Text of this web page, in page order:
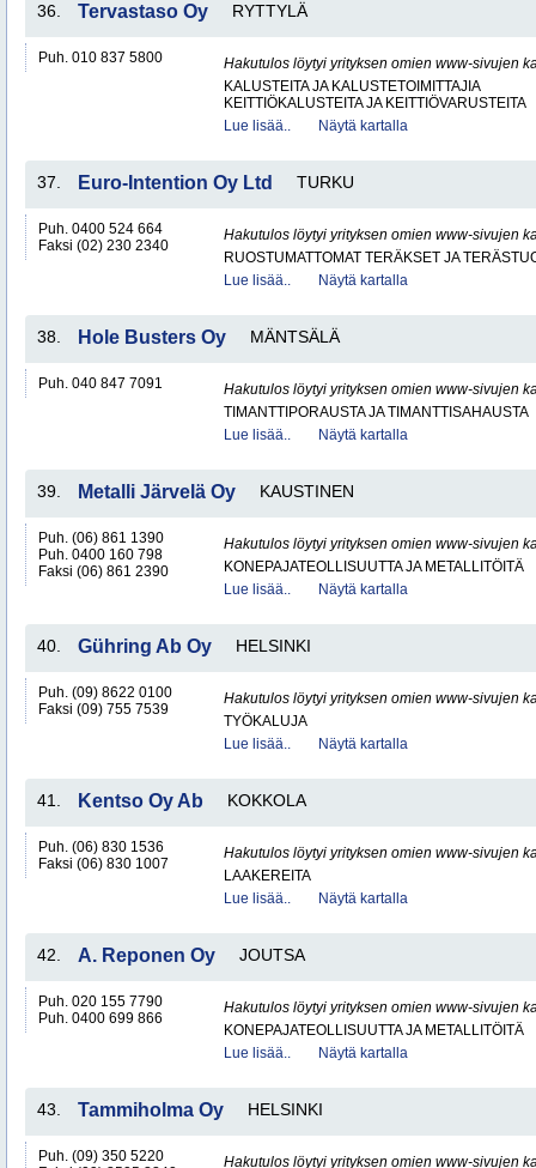
36. Tervastaso Oy RYTTYLÄ
Puh. 010 837 5800
Hakutulos löytyi yrityksen omien www-sivujen
KALUSTEITA JA KALUSTETOIMITTAJIA
KEITTIÖKALUSTEITA JA KEITTIÖVARUSTEITA
Lue lisää..
Näytä kartalla
37. Euro-Intention Oy Ltd TURKU
Puh. 0400 524 664
Faksi (02) 230 2340
Hakutulos löytyi yrityksen omien www-sivujen
RUOSTUMATTOMAT TERÄKSET JA
Lue lisää..
Näytä kartalla
38. Hole Busters Oy MÄNTSÄLÄ
Puh. 040 847 7091
Hakutulos löytyi yrityksen omien www-sivujen
TIMANTTIPORAUSTA JA TIMANTTISAHAUSTA
Lue lisää..
Näytä kartalla
39. Metalli Järvelä Oy KAUSTINEN
Puh. (06) 861 1390
Puh. 0400 160 798
Faksi (06) 861 2390
Hakutulos löytyi yrityksen omien www-sivujen
KONEPAJATEOLLISUUTTA JA METALLITÖITÄ
Lue lisää..
Näytä kartalla
40. Gühring Ab Oy HELSINKI
Puh. (09) 8622 0100
Faksi (09) 755 7539
Hakutulos löytyi yrityksen omien www-sivujen
TYÖKALUJA
Lue lisää..
Näytä kartalla
41. Kentso Oy Ab KOKKOLA
Puh. (06) 830 1536
Faksi (06) 830 1007
Hakutulos löytyi yrityksen omien www-sivujen
LAAKEREITA
Lue lisää..
Näytä kartalla
42. A. Reponen Oy JOUTSA
Puh. 020 155 7790
Puh. 0400 699 866
Hakutulos löytyi yrityksen omien www-sivujen
KONEPAJATEOLLISUUTTA JA METALLITÖITÄ
Lue lisää..
Näytä kartalla
43. Tammiholma Oy HELSINKI
Puh. (09) 350 5220
Hakutulos löytyi yrityksen omien www-sivujen